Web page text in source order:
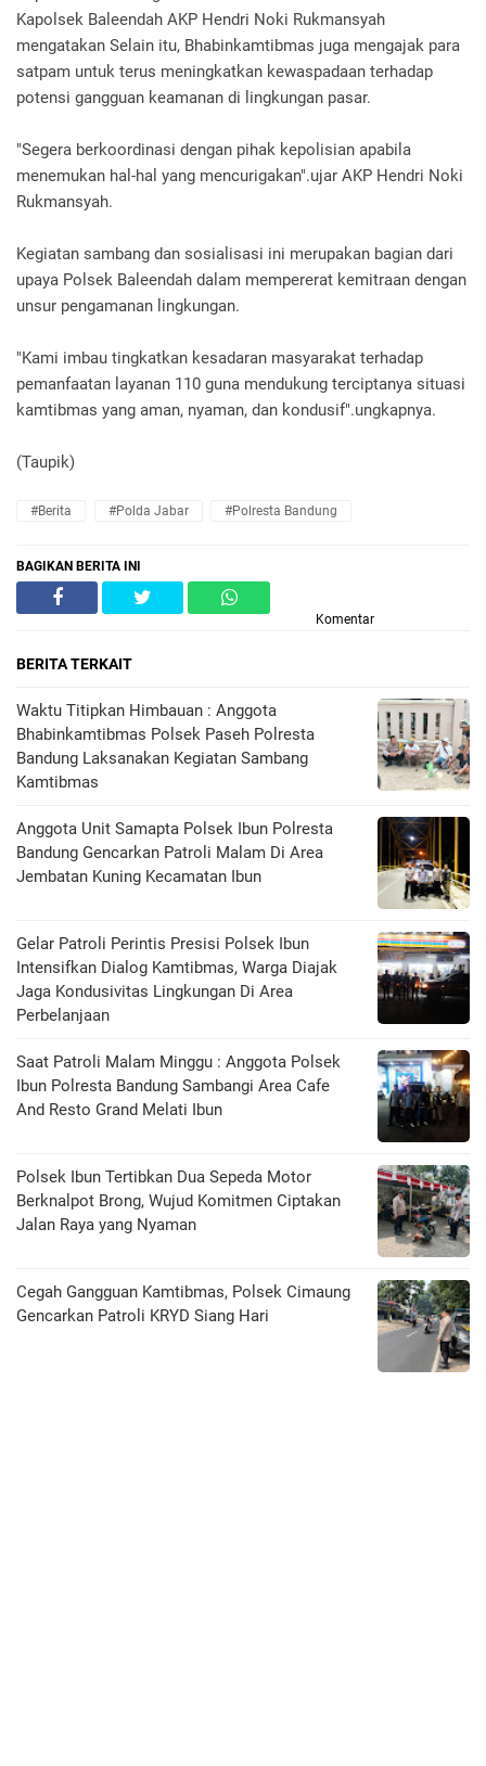
Kapolsek Baleendah AKP Hendri Noki Rukmansyah
mengatakan Selain itu, Bhabinkamtibmas juga mengajak para
satpam untuk terus meningkatkan kewaspadaan terhadap
potensi gangguan keamanan di lingkungan pasar.
"Segera berkoordinasi dengan pihak kepolisian apabila
menemukan hal-hal yang mencurigakan".ujar AKP Hendri Noki
Rukmansyah.
Kegiatan sambang dan sosialisasi ini merupakan bagian dari
upaya Polsek Baleendah dalam mempererat kemitraan dengan
unsur pengamanan lingkungan.
"Kami imbau tingkatkan kesadaran masyarakat terhadap
pemanfaatan layanan 110 guna mendukung terciptanya situasi
kamtibmas yang aman, nyaman, dan kondusif".ungkapnya.
(Taupik)
#Berita #Polda Jabar #Polresta Bandung
BAGIKAN BERITA INI
Komentar
BERITA TERKAIT
Waktu Titipkan Himbauan : Anggota
Bhabinkamtibmas Polsek Paseh Polresta
Bandung Laksanakan Kegiatan Sambang
Kamtibmas
Anggota Unit Samapta Polsek Ibun Polresta
Bandung Gencarkan Patroli Malam Di Area
Jembatan Kuning Kecamatan Ibun
Gelar Patroli Perintis Presisi Polsek Ibun
Intensifkan Dialog Kamtibmas, Warga Diajak
Jaga Kondusivitas Lingkungan Di Area
Perbelanjaan
Saat Patroli Malam Minggu : Anggota Polsek
Ibun Polresta Bandung Sambangi Area Cafe
And Resto Grand Melati Ibun
Polsek Ibun Tertibkan Dua Sepeda Motor
Berknalpot Brong, Wujud Komitmen Ciptakan
Jalan Raya yang Nyaman
Cegah Gangguan Kamtibmas, Polsek Cimaung
Gencarkan Patroli KRYD Siang Hari